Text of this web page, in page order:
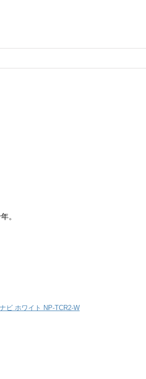
。
ビ ホワイト NP-TCR2-W